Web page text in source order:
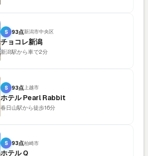
S 93点新潟市中央区
チョコレ新潟
新潟駅から車で2分
S 93点上越市
ホテル Pearl Rabbit
春日山駅から徒歩16分
S 93点柏崎市
ホテル Q